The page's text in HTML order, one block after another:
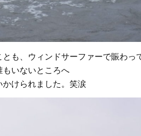
も、ウィンドサーファーで賑わっ
いないところへ
けられました。笑涙